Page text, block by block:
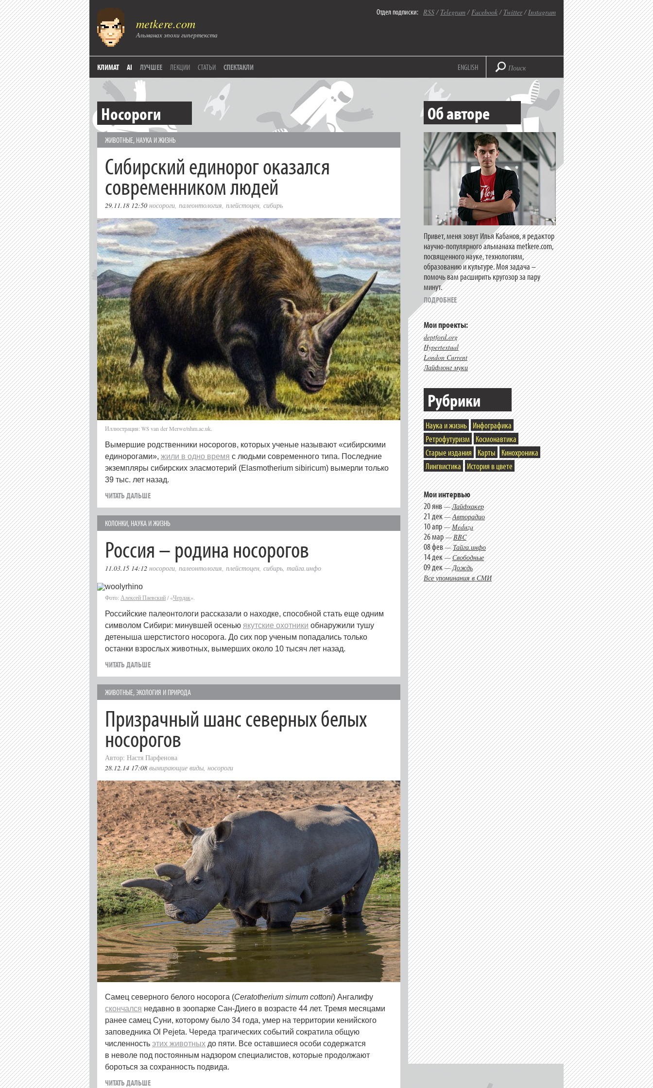
metkere.com
Альманах эпохи гипертекста
Отдел подписки: RSS/ Telegram/Facebook/ Twitter/Instagram
КЛИМАТ AI ЛУЧШЕЕ ЛЕКЦИИ СТАТЬИ СПЕКТАКЛИ ENGLISH
Носороги
ЖИВОТНЫЕ, НАУКА И ЖИЗНЬ
Сибирский единорог оказался
современником людей
29.11.18 12:50 носороги, палеонтология, плейстоцен, сибирь
Иллюстрация: WS van der Merwe/nhm.ac.uk.
Вымершие родственники носорогов, которых ученые называют «сибирскими
единорогами», жили в одно время с людьми современного типа. Последние
экземпляры сибирских эласмотерий (Elasmotherium sibiricum) вымерли только
39 тыс. лет назад.
ЧИТАТЬ ДАЛЬШЕ
КОЛОНКИ, НАУКА И ЖИЗНЬ
Россия – родина носорогов
11.03.15 14:12 носороги палеонтология плейстоцен сибирь тайга.инфо
Фото: Алексей Паевский/ «Чердак».
Российские палеонтологи рассказали о находке, способной стать еще одним
символом Сибири: минувшей осенью якутские охотники обнаружили тушу
детеныша шерстистого носорога. До сих пор ученым попадались только
останки взрослых животных, вымерших около 10 тысяч лет назад.
ЧИТАТЬ ДАЛЬШЕ
ЖИВОТНЫЕ,ЭКОЛОГИЯ И ПРИРОДА
Призрачный шанс северных белых
носорогов
Автор: Настя Парфенова
28.12.14 17:08 вымирающие виды носороги
Самец северного белого носорога (Ceratotherium simum cottoni) Ангалифу
скончался недавно в зоопарке Сан-Диего в возрасте 44 лет. Тремя месяцами
ранее самец Суни, которому было 34 года, умер на территории кенийского
заповедника Ol Pejeta. Череда трагических событий сократила общую
численность этих животных до пяти. Все оставшиеся особи содержатся
в неволе под постоянным надзором специалистов, которые продолжают
бороться за сохранность подвида.
ЧИТАТЬ ДАЛЬШЕ
Об авторе
Привет, меня зовут Илья Кабанов, я редактор
научно-популярного альманаха metkere.com,
посвященного науке, технологиям,
образованию и культуре. Моя задача –
помочь вам расширить кругозор за пару
минут.
ПОДРОБНЕЕ
Мои проекты:
deptford.org
Hypertextual
London Current
Лайфлонг муки
Рубрики
Наука и жизнь Инфографика
Ретрофутуризм
Космонавтика
Старые издания
Карты
Кинохроника
Лингвистика
История в цвете
Мои интервью
20 янв—Лайфхакер
21 дек—Авторадио
10 апр—Meduza
26 мар—BBC
08 фев—Тайга.инфо
14 дек—Свободные
09 дек—Дождь
Все упоминания в СМИ